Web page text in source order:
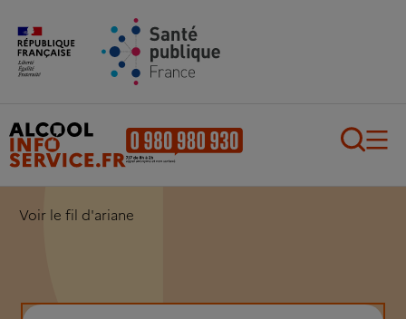
Aller au contenu principal
Voir le fil d'ariane